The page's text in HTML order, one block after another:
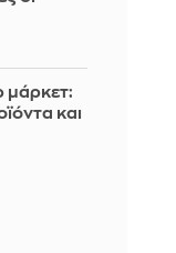
μάρκετ:
και